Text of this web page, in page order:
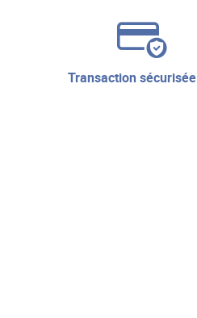
transaction sécurisée